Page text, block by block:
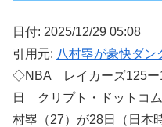
日付: 2025/12/29 05:08
引用元: 八村塁が豪快ダン
◇NBA レイカーズ125ー
日 クリプト・ドットコ
村塁（27）が28日（日本